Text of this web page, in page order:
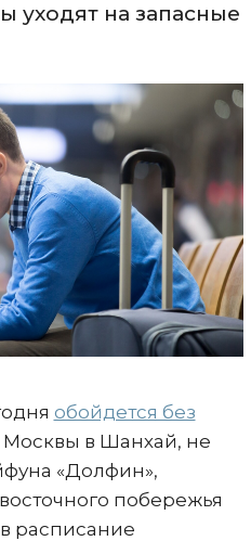
уходят на запасные
обойдется без
Москвы в Шанхай, не
«Долфин»,
побережья
расписание